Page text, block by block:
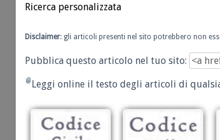
Ricerca personalizzata
Disclaimer: gli articoli presenti nel sito potrebbero non
Pubblica questo articolo nel tuo sito:
Leggi online il testo degli articoli di